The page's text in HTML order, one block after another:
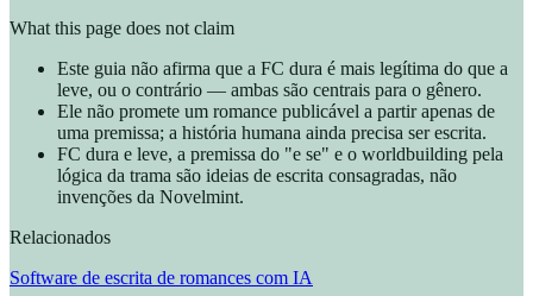
What this page does not claim
Este guia não afirma que a FC dura é mais legítima do que a
leve, ou o contrário — ambas são centrais para o gênero.
Ele não promete um romance publicável a partir apenas de
uma premissa; a história humana ainda precisa ser escrita.
FC dura e leve, a premissa do "e se" e o worldbuilding pela
lógica da trama são ideias de escrita consagradas, não
invenções da Novelmint.
Relacionados
Software de escrita de romances com IA